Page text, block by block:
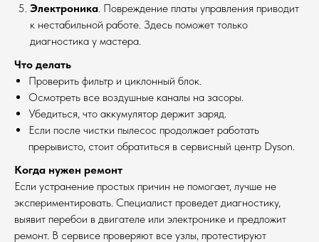
Электроника. Повреждение платы управления приводит
к нестабильной работе. Здесь поможет только
диагностика у мастера.
Что делать
Проверить фильтр и циклонный блок.
Осмотреть все воздушные каналы на засоры.
Убедиться, что аккумулятор держит заряд.
Если после чистки пылесос продолжает работать
прерывисто, стоит обратиться в сервисный центр Dyson.
Когда нужен ремонт
Если устранение простых причин не помогает, лучше не
экспериментировать. Специалист проведет диагностику,
выявит перебои в двигателе или электронике и предложит
ремонт. В сервисе проверяют все узлы, протестируют